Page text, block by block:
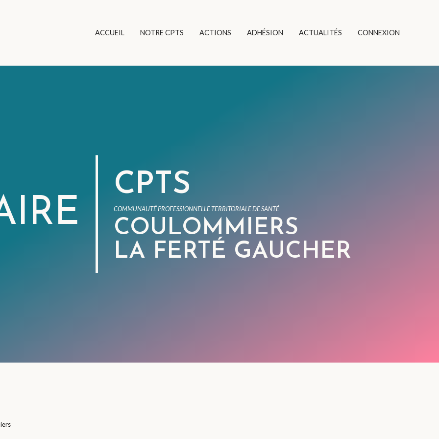
ACCUEIL NOTRE CPTS ACTIONS ADHÉSION ACTUALITÉS CONNEXION
CPTS
COMMUNAUTÉ PROFESSIONNELLE TERRITORIALE DE SANTÉ
COULOMMIERS
LA FERTÉ GAUCHER